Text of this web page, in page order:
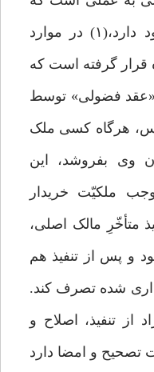
احتمال بطلان برای آن وجود دارد،(۱) در موارد
قرار گرفته است که
«عقد فضولی» توسط
هرگاه کسی ملک
وی بفروشد، این
ملکیّت خریدار
متأخّرِ مالک اصلی،
و پس از تنفیذ هم
شده تصرف کند.
از تنفیذ، اصلاح و
تصحیح و امضا دارد